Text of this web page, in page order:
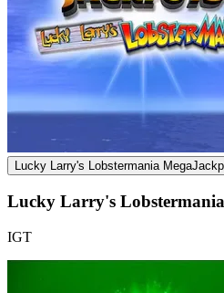
Lucky Larry's Lobstermania
Lucky Larry's
IGT